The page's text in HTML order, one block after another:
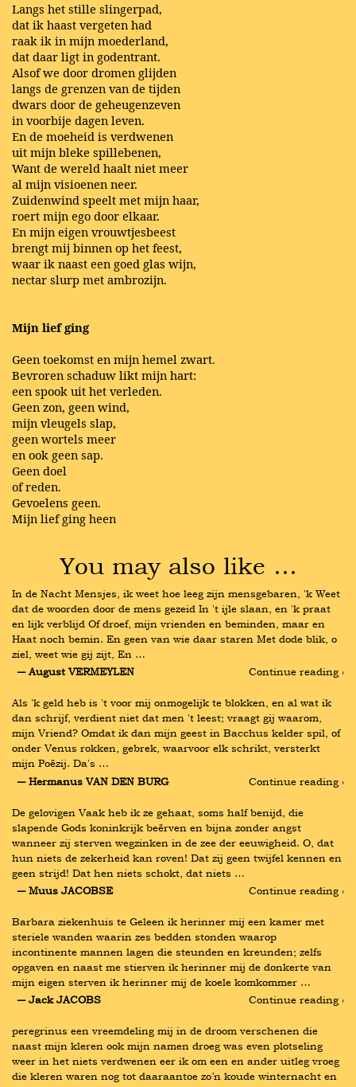
Langs het stille slingerpad,
dat ik haast vergeten had
raak ik in mijn moederland,
dat daar ligt in godentrant.
Alsof we door dromen glijden
langs de grenzen van de tijden
dwars door de geheugenzeven
in voorbije dagen leven.
En de moeheid is verdwenen
uit mijn bleke spillebenen,
Want de wereld haalt niet meer
al mijn visioenen neer.
Zuidenwind speelt met mijn haar,
roert mijn ego door elkaar.
En mijn eigen vrouwtjesbeest
brengt mij binnen op het feest,
waar ik naast een goed glas wijn,
nectar slurp met ambrozijn.
Mijn lief ging
Geen toekomst en mijn hemel zwart.
Bevroren schaduw likt mijn hart:
een spook uit het verleden.
Geen zon, geen wind,
mijn vleugels slap,
geen wortels meer
en ook geen sap.
Geen doel
of reden.
Gevoelens geen.
Mijn lief ging heen
You may also like …
In de Nacht Mensjes, ik weet hoe leeg zijn mensgebaren, 'k Weet
dat de woorden door de mens gezeid In 't ijle slaan, en 'k praat
en lijk verblijd Of droef, mijn vrienden en beminden, maar en
Haat noch bemin. En geen van wie daar staren Met dode blik, o
ziel, weet wie gij zijt, En …
― August VERMEYLEN
Continue reading ›
Als 'k geld heb is 't voor mij onmogelijk te blokken, en al wat ik
dan schrijf, verdient niet dat men 't leest; vraagt gij waarom,
mijn Vriend? Omdat ik dan mijn geest in Bacchus kelder spil, of
onder Venus rokken, gebrek, waarvoor elk schrikt, versterkt
mijn Poëzij. Da's …
― Hermanus VAN DEN BURG
Continue reading ›
De gelovigen Vaak heb ik ze gehaat, soms half benijd, die
slapende Gods koninkrijk beërven en bijna zonder angst
wanneer zij sterven wegzinken in de zee der eeuwigheid. O, dat
hun niets de zekerheid kan roven! Dat zij geen twijfel kennen en
geen strijd! Dat hen niets schokt, dat niets …
― Muus JACOBSE
Continue reading ›
Barbara ziekenhuis te Geleen ik herinner mij een kamer met
steriele wanden waarin zes bedden stonden waarop
incontinente mannen lagen die steunden en kreunden; zelfs
opgaven en naast me stierven ik herinner mij de donkerte van
mijn eigen sterven ik herinner mij de koele komkommer …
― Jack JACOBS
Continue reading ›
peregrinus een vreemdeling mij in de droom verschenen die
naast mijn kleren ook mijn namen droeg was even plotseling
weer in het niets verdwenen eer ik om een en ander uitleg vroeg
die kleren waren nog tot daaraantoe zo’n koude winternacht en